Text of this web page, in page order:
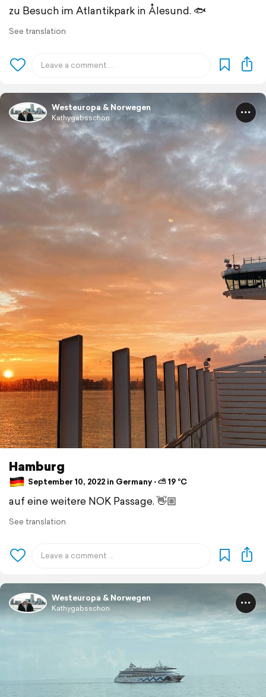
zu Besuch im Atlantikpark in Ålesund. 🐟
See translation
Westeuropa & Norwegen
Kathygabsschon
Hamburg
September 10, 2022 in Germany ⋅ ⛅ 19 °C
auf eine weitere NOK Passage. 👋🏼
See translation
Westeuropa & Norwegen
Kathygabsschon